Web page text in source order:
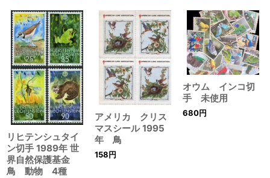
リヒテンシュタイ
ン切手 1989年 世
界自然保護基金
鳥 動物 4種
アメリカ クリス
マスシール 1995
年 鳥
158円
オウム インコ切
手 未使用
680円